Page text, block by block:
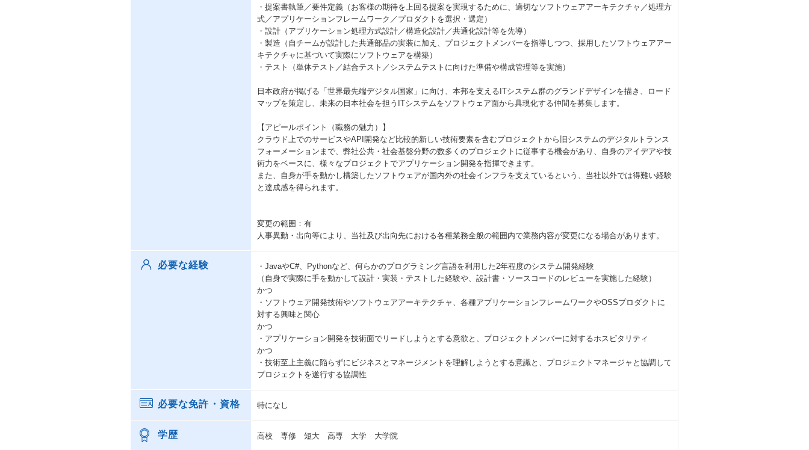
・提案書執筆／要件定義（お客様の期待を上回る提案を実現するために、適切なソフトウェアアーキテクチャ／処理方
式／アプリケーションフレームワーク／プロダクトを選択・選定）
・設計（アプリケーション処理方式設計／構造化設計／共通化設計等を先導）
・製造（自チームが設計した共通部品の実装に加え、プロジェクトメンバーを指導しつつ、採用したソフトウェアアー
キテクチャに基づいて実際にソフトウェアを構築）
・テスト（単体テスト／結合テスト／システムテストに向けた準備や構成管理等を実施）
日本政府が掲げる「世界最先端デジタル国家」に向け、本邦を支えるITシステム群のグランドデザインを描き、ロード
マップを策定し、未来の日本社会を担うITシステムをソフトウェア面から具現化する仲間を募集します。
【アピールポイント（職務の魅力）】
クラウド上でのサービスやAPI開発など比較的新しい技術要素を含むプロジェクトから旧システムのデジタルトランス
フォーメーションまで、弊社公共・社会基盤分野の数多くのプロジェクトに従事する機会があり、自身のアイデアや技
術力をベースに、様々なプロジェクトでアプリケーション開発を指揮できます。
また、自身が手を動かし構築したソフトウェアが国内外の社会インフラを支えているという、当社以外では得難い経験
と達成感を得られます。
変更の範囲：有
人事異動・出向等により、当社及び出向先における各種業務全般の範囲内で業務内容が変更になる場合があります。
必要な経験
・JavaやC#、Pythonなど、何らかのプログラミング言語を利用した2年程度のシステム開発経験
（自身で実際に手を動かして設計・実装・テストした経験や、設計書・ソースコードのレビューを実施した経験）
かつ
・ソフトウェア開発技術やソフトウェアアーキテクチャ、各種アプリケーションフレームワークやOSSプロダクトに
対する興味と関心
かつ
・アプリケーション開発を技術面でリードしようとする意欲と、プロジェクトメンバーに対するホスピタリティ
かつ
・技術至上主義に陥らずにビジネスとマネージメントを理解しようとする意識と、プロジェクトマネージャと協調して
プロジェクトを遂行する協調性
必要な免許・資格 特になし
学歴 高校 専修 短大 高専 大学 大学院